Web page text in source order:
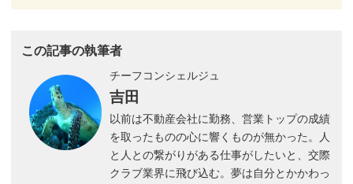
この記事の執筆者
チーフコンシェルジュ
吉田
以前は不動産会社に勤務、営業トップの成績
を取ったものの心に響くものが無かった。人
と人との繋がりがある仕事がしたいと、交際
クラブ業界に飛び込む。夢は自分とかかわっ